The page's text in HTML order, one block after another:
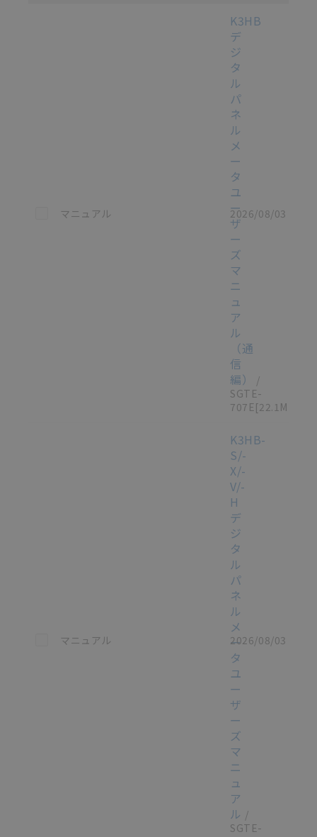
この資料を選択
マニュアル
K3HB
デ
ジ
タ
ル
パ
ネ
ル
メ
ー
タ
ユ
ー
ザ
ー
ズ
マ
ニ
ュ
ア
ル
（通
信
編）
/
SGTE-
707E [22.1MB]
2026/08/03
この資料を選択
マニュアル
K3HB-
S/-
X/-
V/-
H
デ
ジ
タ
ル
パ
ネ
ル
メ
ー
タ
ユ
ー
ザ
ー
ズ
マ
ニ
ュ
ア
ル /
SGTE-
2026/08/03